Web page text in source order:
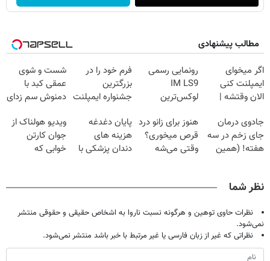
مطالب پیشنهادی
اگر میخوای
ایمپلنت کنی
الان وقتشه |
میلیون تومان!!!
رونمایی رسمی
IM LS9
لوکس‌ترین
فرم خود را در
بزرگترین
جشنواره ایمپلنت
فقط ۲۵ میلیون
شست و شوی
عمقی کبد با
دمنوش سم زدای
جادوی درمان
جای زخم در سه
هفته! (همین
هنوز برای زانو درد
قرص میخوری؟
وقتی می‌شه
پایان دغدغه
هزینه های
دندان پزشکی با
ویدیو هولناک از
جوان کارتن
خوابی که
نظر شما
نظرات حاوی توهین و هرگونه نسبت ناروا به اشخاص حقیقی و حقوقی منتشر
نمی‌شود.
نظراتی که غیر از زبان فارسی یا غیر مرتبط با خبر باشد منتشر نمی‌شود.